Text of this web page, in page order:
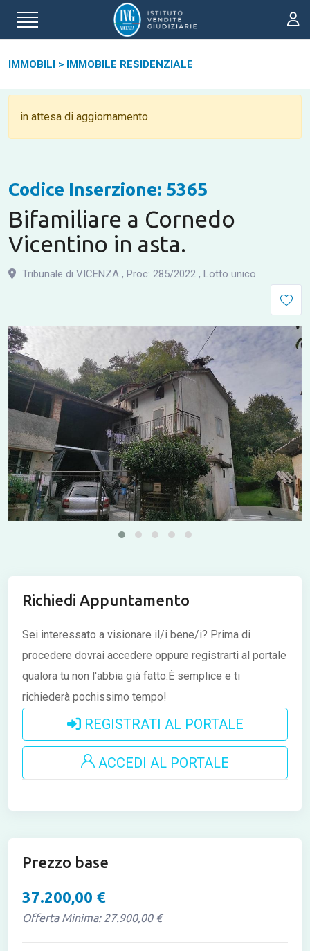
IMMOBILI > IMMOBILE RESIDENZIALE
in attesa di aggiornamento
Codice Inserzione: 5365
Bifamiliare a Cornedo
Vicentino in asta.
Tribunale di VICENZA , Proc: 285/2022 , Lotto unico
Richiedi Appuntamento
Sei interessato a visionare il/i bene/i? Prima di
procedere dovrai accedere oppure registrarti al portale
qualora tu non l'abbia già fatto.È semplice e ti
richiederà pochissimo tempo!
REGISTRATI AL PORTALE
ACCEDI AL PORTALE
Prezzo base
37.200,00 €
Offerta Minima: 27.900,00 €